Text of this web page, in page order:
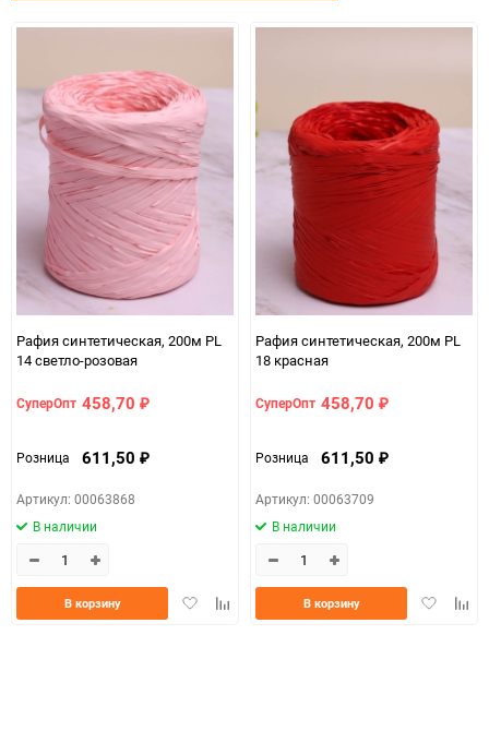
Единица измерения
ЦветНоменклатуры сиреневый
Рафия синтетическая, 200м PL
14 светло-розовая
СуперОпт 458,70 ₽
Розница 611,50 ₽
Артикул: 00063868
В наличии
ДобавитьДобавить
В корзину
Рафия синтетическая, 200м PL
18 красная
СуперОпт 458,70 ₽
Розница 611,50 ₽
Артикул: 00063709
В наличии
Добавить
В корзину